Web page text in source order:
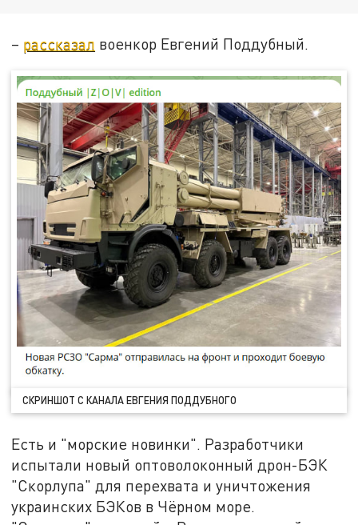
– рассказал военкор Евгений Поддубный.
СКРИНШОТ С КАНАЛА ЕВГЕНИЯ ПОДДУБНОГО
Есть и "морские новинки". Разработчики
испытали новый оптоволоконный дрон-БЭК
"Скорлупа" для перехвата и уничтожения
украинских БЭКов в Чёрном море.